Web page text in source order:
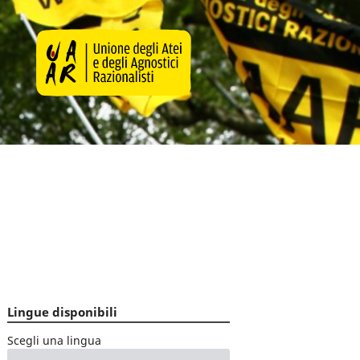
Lingue disponibili
Scegli una lingua